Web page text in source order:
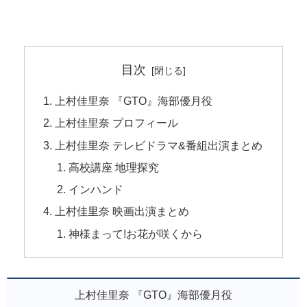
目次
上村佳里奈 『GTO』海部優月役
上村佳里奈 プロフィール
上村佳里奈 テレビドラマ&番組出演まとめ
高校講座 地理探究
インハンド
上村佳里奈 映画出演まとめ
神様まって!お花が咲くから
上村佳里奈 『GTO』海部優月役